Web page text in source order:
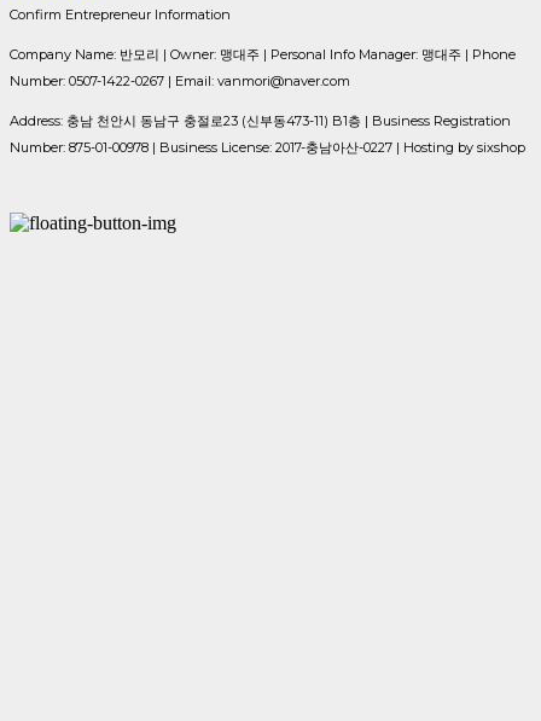
Confirm Entrepreneur Information
Company Name: 반모리 | Owner: 맹대주 | Personal Info Manager: 맹대주 | Phone
Number: 0507-1422-0267 | Email: vanmori@naver.com
Address: 충남 천안시 동남구 충절로23 (신부동473-11) B1층 | Business Registration
Number: 875-01-00978 | Business License: 2017-충남아산-0227 | Hosting by sixshop